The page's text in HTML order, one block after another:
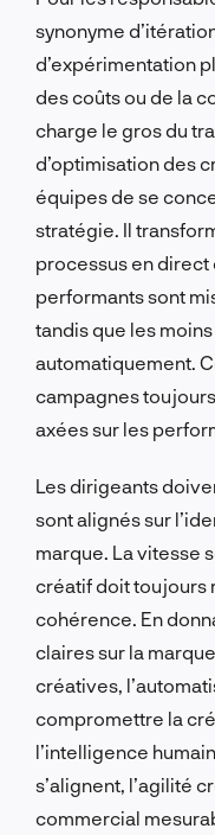
synonyme
d’expérimentation
des coûts ou de la
charge le gros du
d’optimisation des
équipes de se
stratégie. Il
processus en direct
performants sont
tandis que les
automatiquement.
campagnes
axées sur les
Les dirigeants
sont alignés sur
marque. La vitesse
créatif doit toujours
cohérence. En
claires sur la
créatives,
compromettre la
l’intelligence
s’alignent, l’agilité
commercial